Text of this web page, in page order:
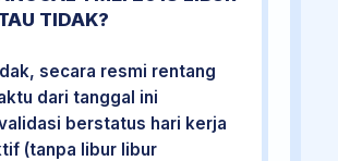
TIDAK?
secara resmi rentang
dari tanggal ini
berstatus hari kerja
(tanpa libur libur